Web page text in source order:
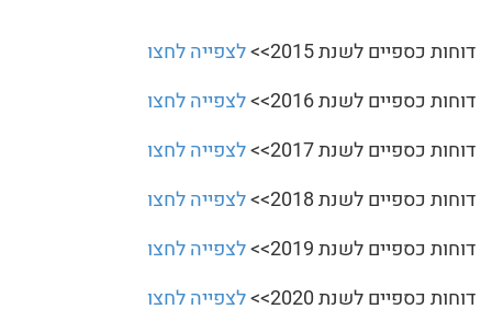
דוחות כספיים לשנת 2015>>
לצפייה לחצו
דוחות כספיים לשנת 2016>>
לצפייה לחצו
דוחות כספיים לשנת 2017>>
לצפייה לחצו
דוחות כספיים לשנת 2018>>
לצפייה לחצו
דוחות כספיים לשנת 2019>>
לצפייה לחצו
דוחות כספיים לשנת 2020>>
לצפייה לחצו